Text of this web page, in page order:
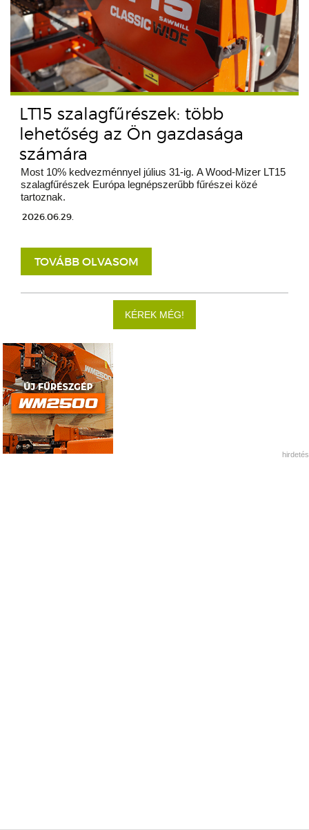
LT15 szalagfűrészek: több
lehetőség az Ön gazdasága
számára
Most 10% kedvezménnyel július 31-ig. A Wood-Mizer LT15
szalagfűrészek Európa legnépszerűbb fűrészei közé
tartoznak.
2026.06.29.
TOVÁBB OLVASOM
KÉREK MÉG!
hirdetés